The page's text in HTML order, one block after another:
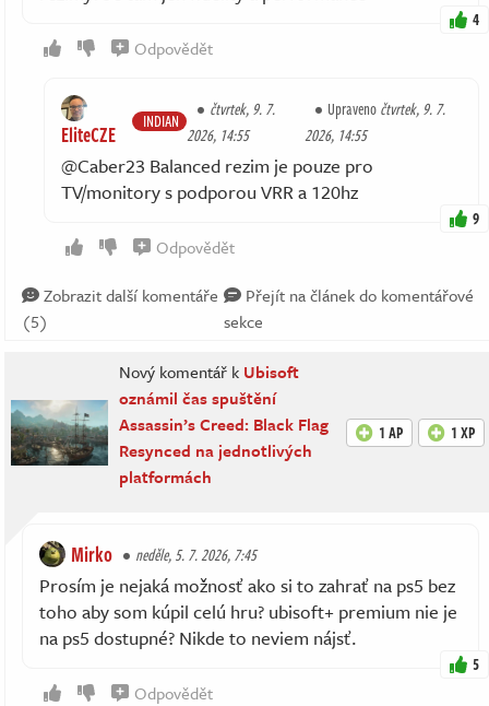
4
Odpovědět
EliteCZE INDIAN
čtvrtek, 9. 7.
2026, 14:55
Upravenočtvrtek, 9. 7.
2026, 14:55
@Caber23 Balanced rezim je pouze pro
TV/monitory s podporou VRR a 120hz
9
Odpovědět
Zobrazit další komentáře
(5)
Přejít na článek do komentářové
sekce
Nový komentář k Ubisoft
oznámil čas spuštění
Assassin’s Creed: Black Flag
Resynced na jednotlivých
platformách
1 AP 1 XP
Mirko neděle, 5. 7. 2026, 7:45
Prosím je nejaká možnosť ako si to zahrať na ps5 bez
toho aby som kúpil celú hru? ubisoft+ premium nie je
na ps5 dostupné? Nikde to neviem nájsť.
5
Odpovědět